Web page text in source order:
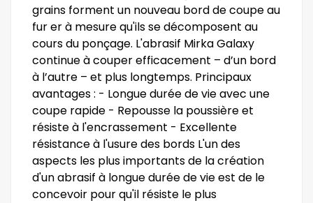
grains forment un nouveau bord de coupe au
fur er à mesure qu'ils se décomposent au
cours du ponçage. L'abrasif Mirka Galaxy
continue à couper efficacement – d’un bord
à l’autre – et plus longtemps. Principaux
avantages : - Longue durée de vie avec une
coupe rapide - Repousse la poussière et
résiste à l'encrassement - Excellente
résistance à l'usure des bords L'un des
aspects les plus importants de la création
d'un abrasif à longue durée de vie est de le
concevoir pour qu'il résiste le plus